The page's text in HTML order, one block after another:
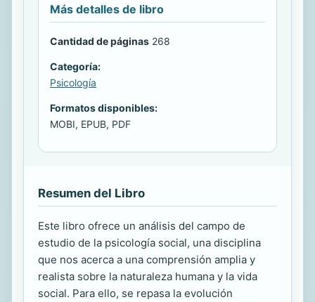
Más detalles de libro
Cantidad de páginas 268
Categoría:
Psicología
Formatos disponibles:
MOBI, EPUB, PDF
Resumen del Libro
Este libro ofrece un análisis del campo de
estudio de la psicología social, una disciplina
que nos acerca a una comprensión amplia y
realista sobre la naturaleza humana y la vida
social. Para ello, se repasa la evolución